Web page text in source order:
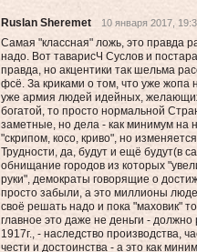
Ruslan Sheremet 10 января 2017,
Самая "классная" ложь, это правда
надо. Вот таварисЧ Суслов и
правда, но акцентики так шельма
фсё. За криками о том, что уже жопа
уже армия людей идейных,
богатой, то просто нормальной
заметные, но дела - как минимум на
"скрипом, косо, криво", но
Трудности, да, будут и ещё будут(в
обнищание городов из которых
руки", демократы говорящие о
просто забыли, а это миллионы
своё решать надо и пока "маховик"
главное это даже не деньги - должно
1917г., - наследство производства,
чести и достоинства - а это как